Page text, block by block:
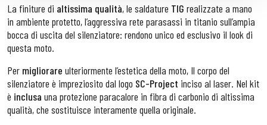
La finiture di altissima qualità, le saldature TIG realizzate a mano
in ambiente protetto, l’aggressiva rete parasassi in titanio sull’ampia
bocca di uscita del silenziatore: rendono unico ed esclusivo il look di
questa moto.
Per migliorare ulteriormente l’estetica della moto, Il corpo del
silenziatore è impreziosito dal logo SC-Project inciso al laser. Nel kit
è inclusa una protezione paracalore in fibra di carbonio di altissima
qualità, che sostituisce interamente quella originale.